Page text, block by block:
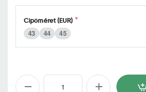
Cipőméret (EUR)
43 44 45